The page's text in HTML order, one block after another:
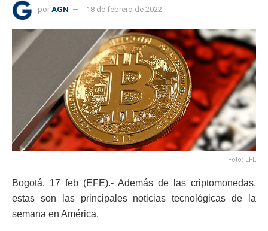
por AGN 18 de febrero de 2022
Foto: EFE
Bogotá, 17 feb (EFE).- Además de las criptomonedas,
estas son las principales noticias tecnológicas de la
semana en América.